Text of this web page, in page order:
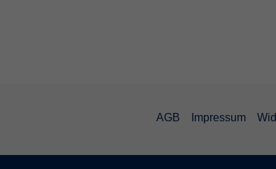
AGB Impressum